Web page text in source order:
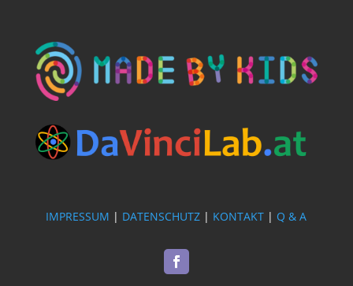
IMPRESSUM | DATENSCHUTZ | KONTAKT | Q & A